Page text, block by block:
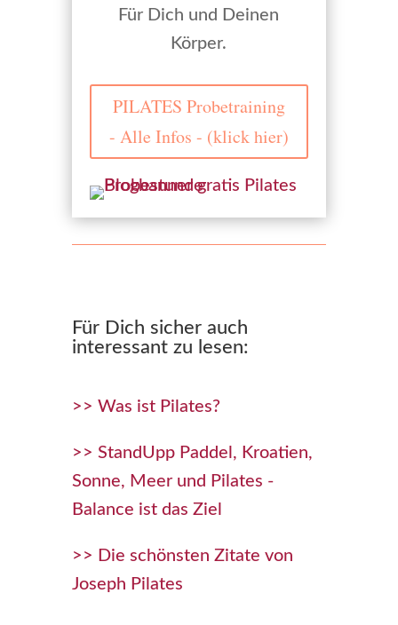
Für Dich und Deinen
Körper.
PILATES Probetraining
- Alle Infos - (klick hier)
Für Dich sicher auch
interessant zu lesen:
>> Was ist Pilates?
>> StandUpp Paddel, Kroatien,
Sonne, Meer und Pilates -
Balance ist das Ziel
>> Die schönsten Zitate von
Joseph Pilates